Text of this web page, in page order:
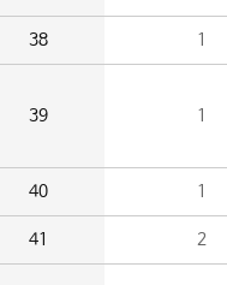
38 1
39 1
40 1
41 2